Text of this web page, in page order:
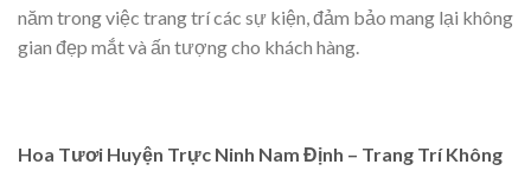
năm trong việc trang trí các sự kiện, đảm bảo mang lại không
gian đẹp mắt và ấn tượng cho khách hàng.
Hoa Tươi Huyện Trực Ninh Nam Định – Trang Trí Không